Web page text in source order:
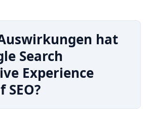
hat
Search
Experience
SEO?